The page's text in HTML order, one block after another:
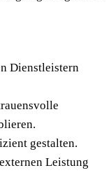
Dienstleistern
gestalten.
Leistung